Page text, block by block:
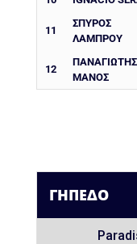
11
ΣΠΎΡΟΣ
ΛΆΜΠΡΟΥ
12
ΠΑΝΑΓΙΏΤΗΣ
ΜΆΝΟΣ
ΓΉΠΕΔΟ